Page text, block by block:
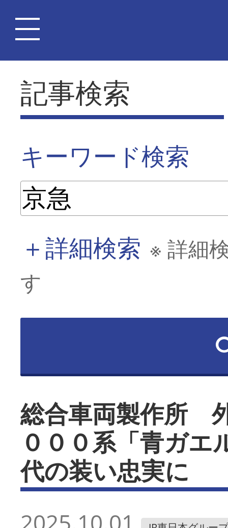
記事検索
キーワード検索
＋詳細検索 ※ 詳細
す
総合車両製作所
０００系「青ガ
代の装い忠実に